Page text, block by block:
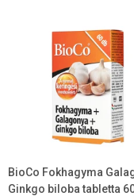
BioCo Fokhagyma
Ginkgo biloba tabletta